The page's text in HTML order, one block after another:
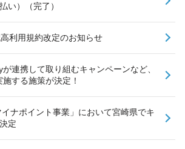
い）（完了）
利用規約改定のお知らせ
連携して取り組むキャンペーンなど、
する施策が決定！
ナポイント事業」において宮崎県でキ
定